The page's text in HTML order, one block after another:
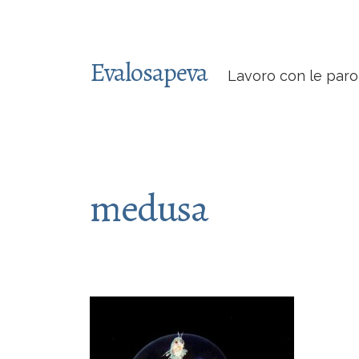
Evalosapeva Lavoro con le
medusa